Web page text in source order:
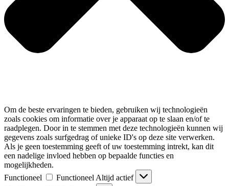
Om de beste ervaringen te bieden, gebruiken wij technologieën
zoals cookies om informatie over je apparaat op te slaan en/of te
raadplegen. Door in te stemmen met deze technologieën kunnen wij
gegevens zoals surfgedrag of unieke ID's op deze site verwerken.
Als je geen toestemming geeft of uw toestemming intrekt, kan dit
een nadelige invloed hebben op bepaalde functies en
mogelijkheden.
Functioneel
Functioneel Altijd actief